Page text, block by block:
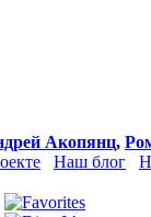
Акопянц,
Наш блог